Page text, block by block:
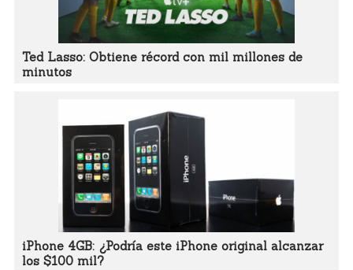
Ted Lasso: Obtiene récord con mil millones de
minutos
iPhone 4GB: ¿Podría este iPhone original alcanzar
los $100 mil?